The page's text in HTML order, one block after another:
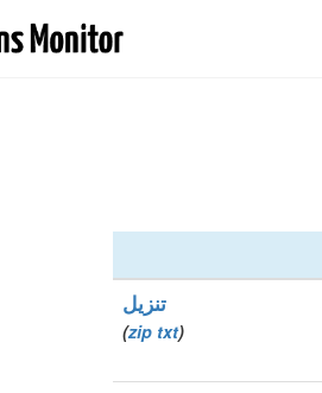
تنزيل
(
zip txt
)